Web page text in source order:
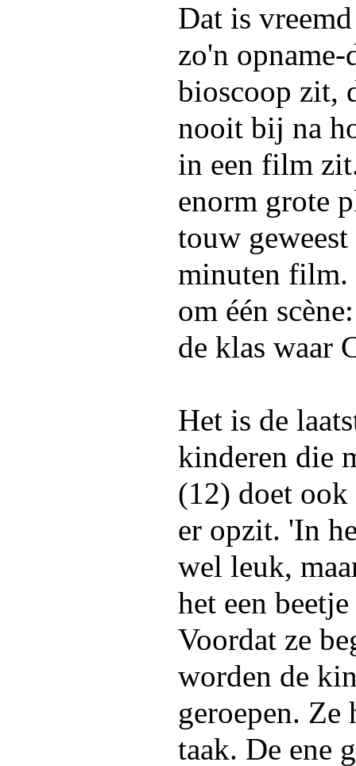
Dat is
zo'n
bioscoop zit,
nooit bij na
in een film
enorm grote
touw
minuten film.
om één
de klas waar
Het is de
kinderen die
(12) doet
er opzit. 'In
wel leuk,
het een
Voordat ze
worden de
geroepen. Ze
taak. De ene